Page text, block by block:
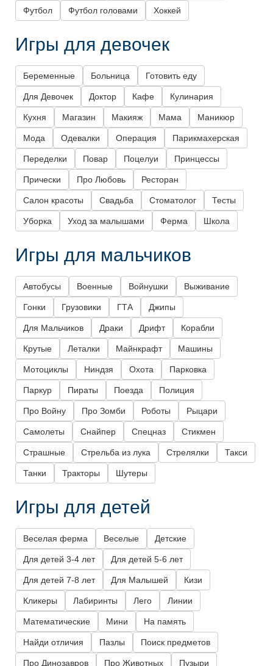
Футбол Футбол головами Хоккей
Игры для девочек
Беременные Больница Готовить еду
Для Девочек Доктор Кафе Кулинария
Кухня Магазин Макияж Мама Маникюр
Мода Одевалки Операция Парикмахерская
Переделки Повар Поцелуи Принцессы
Прически Про Любовь Ресторан
Салон красоты Свадьба Стоматолог Тесты
Уборка Уход за малышами Ферма Школа
Игры для мальчиков
Автобусы Военные Войнушки Выживание
Гонки Грузовики ГТА Джипы
Для Мальчиков Драки Дрифт Корабли
Крутые Леталки Майнкрафт Машины
Мотоциклы Ниндзя Охота Парковка
Паркур Пираты Поезда Полиция
Про Войну Про Зомби Роботы Рыцари
Самолеты Снайпер Спецназ Стикмен
Страшные Стрельба из лука Стрелялки Такси
Танки Тракторы Шутеры
Игры для детей
Веселая ферма Веселые Детские
Для детей 3-4 лет Для детей 5-6 лет
Для детей 7-8 лет Для Малышей Кизи
Кликеры Лабиринты Лего Линии
Математические Мини На память
Найди отличия Пазлы Поиск предметов
Про Динозавров Про Животных Пузыри